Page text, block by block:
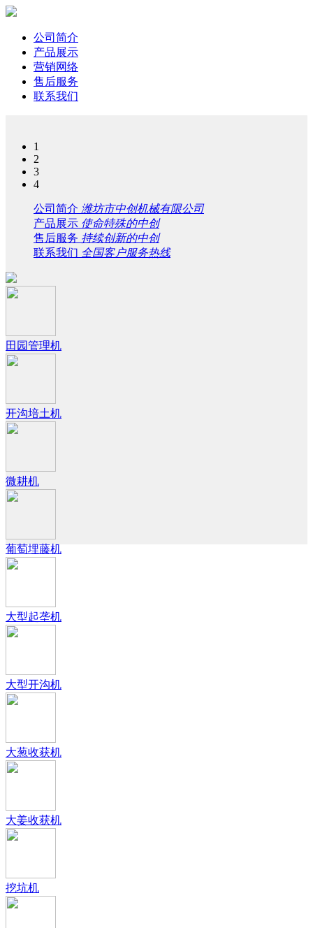
公司简介
产品展示
营销网络
售后服务
联系我们
1
2
3
4
公司简介 潍坊市中创机械有限公司
产品展示 使命特殊的中创
售后服务 持续创新的中创
联系我们 全国客户服务热线
田园管理机
开沟培土机
微耕机
葡萄埋藤机
大型起垄机
大型开沟机
大葱收获机
大姜收获机
挖坑机